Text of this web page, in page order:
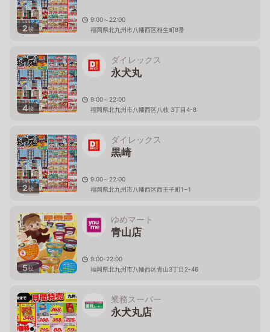
2枚
9:00～22:00
福岡県北九州市八幡西区相生町8番
4枚
ダイレックス
永犬丸
9:00～22:00
福岡県北九州市八幡西区八枝 3丁目4-8
2枚
ダイレックス
黒崎
9:00～22:00
福岡県北九州市八幡西区西王子町1−1
5枚
ゆめマート
青山店
9:00-22:00
福岡県北九州市八幡西区青山3丁目2-46
業務スーパー
永犬丸店